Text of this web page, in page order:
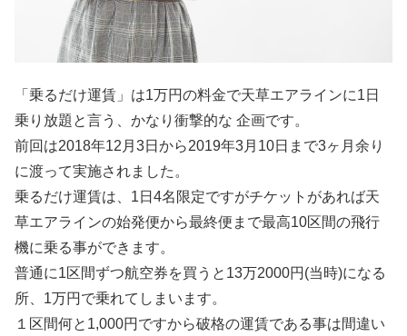
「乗るだけ運賃」は1万円の料金で天草エアラインに1日
乗り放題と言う、かなり衝撃的な 企画です。
前回は2018年12月3日から2019年3月10日まで3ヶ月余り
に渡って実施されました。
乗るだけ運賃は、1日4名限定ですがチケットがあれば天
草エアラインの始発便から最終便まで最高10区間の飛行
機に乗る事ができます。
普通に1区間ずつ航空券を買うと13万2000円(当時)になる
所、1万円で乗れてしまいます。
１区間何と1,000円ですから破格の運賃である事は間違い